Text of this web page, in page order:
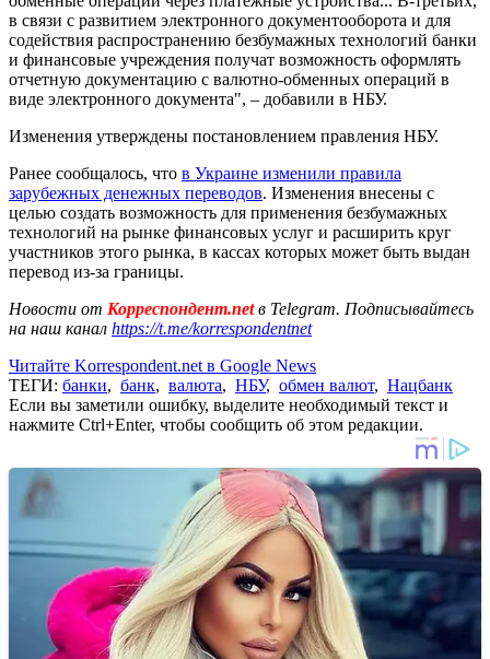
в связи с развитием электронного документооборота и для
содействия распространению безбумажных технологий банки
и финансовые учреждения получат возможность оформлять
отчетную документацию с валютно-обменных операций в
виде электронного документа", – добавили в НБУ.
Изменения утверждены постановлением правления НБУ.
Ранее сообщалось, что в Украине изменили правила
зарубежных денежных переводов. Изменения внесены с
целью создать возможность для применения безбумажных
технологий на рынке финансовых услуг и расширить круг
участников этого рынка, в кассах которых может быть выдан
перевод из-за границы.
Новости от Корреспондент.netв Telegram. Подписывайтесь
на наш канал https://t.me/korrespondentnet
Читайте Korrespondent.net в Google News
ТЕГИ: банки, банк, валюта, НБУ, обмен валют, Нацбанк
Если вы заметили ошибку, выделите необходимый текст и
нажмите Ctrl+Enter, чтобы сообщить об этом редакции.